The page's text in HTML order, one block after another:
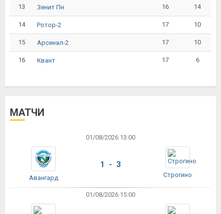
13 Зенит Пн 16 14
14 Ротор-2 17 10
15 Арсенал-2 17 10
16 Квант 17 6
МАТЧИ
01/08/2026 13:00
Авангард
1 - 3
Строгино
01/08/2026 15:00